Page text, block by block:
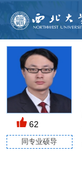
62
同专业硕导